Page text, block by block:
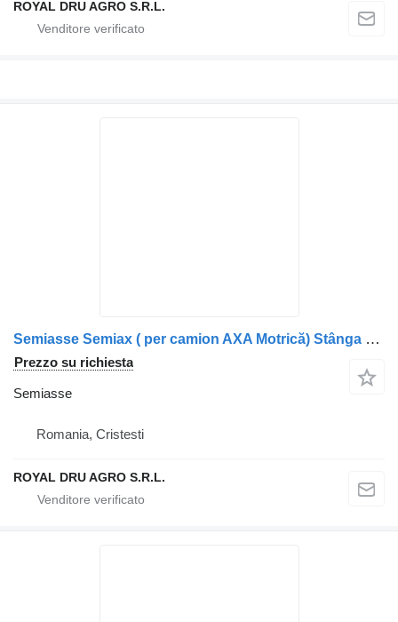
ROYAL DRU AGRO S.R.L.
Semiasse Semiax ( per camion AXA Motrică) Stânga pentru Mercedes-Benz, Coduri: 3853575501, 3853575401, A3853575501, A3853575401
Prezzo su richiesta
Semiasse
Romania, Cristesti
ROYAL DRU AGRO S.R.L.